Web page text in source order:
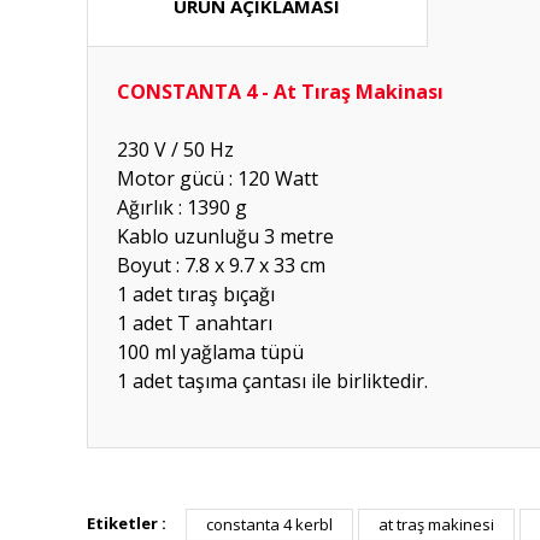
ÜRÜN AÇIKLAMASI
CONSTANTA 4 - At Tıraş Makinası
230 V / 50 Hz
Motor gücü : 120 Watt
Ağırlık : 1390 g
Kablo uzunluğu 3 metre
Boyut : 7.8 x 9.7 x 33 cm
1 adet tıraş bıçağı
1 adet T anahtarı
100 ml yağlama tüpü
1 adet taşıma çantası ile birliktedir.
P... K... | 26/07/2026
Etiketler : constanta 4 kerbl at traş makinesi